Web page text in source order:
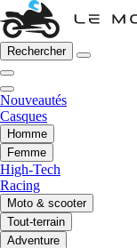
Rechercher
Nouveautés
Casques
Homme
Femme
High-Tech
Racing
Moto & scooter
Tout-terrain
Adventure